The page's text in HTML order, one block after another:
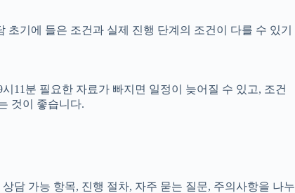
기에 들은 조건과 실제 진행 단계의 조건이 다를 수 있기
11분 필요한 자료가 빠지면 일정이 늦어질 수 있고, 조건
것이 좋습니다.
담 가능 항목, 진행 절차, 자주 묻는 질문, 주의사항을 나누